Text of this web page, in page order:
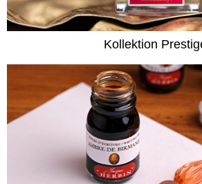
Kollektion